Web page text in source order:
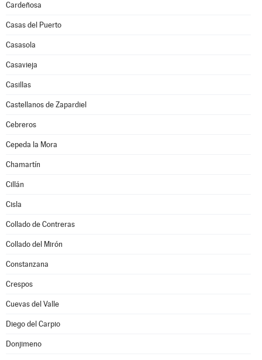
Cardeñosa
Casas del Puerto
Casasola
Casavieja
Casillas
Castellanos de Zapardiel
Cebreros
Cepeda la Mora
Chamartín
Cillán
Cisla
Collado de Contreras
Collado del Mirón
Constanzana
Crespos
Cuevas del Valle
Diego del Carpio
Donjimeno